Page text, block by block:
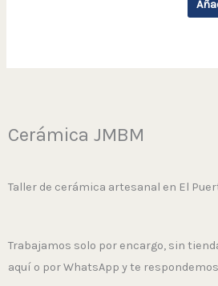
Cerámica JMBM
Taller de cerámica artesanal en El
Trabajamos solo por encargo, sin
aquí o por WhatsApp y te